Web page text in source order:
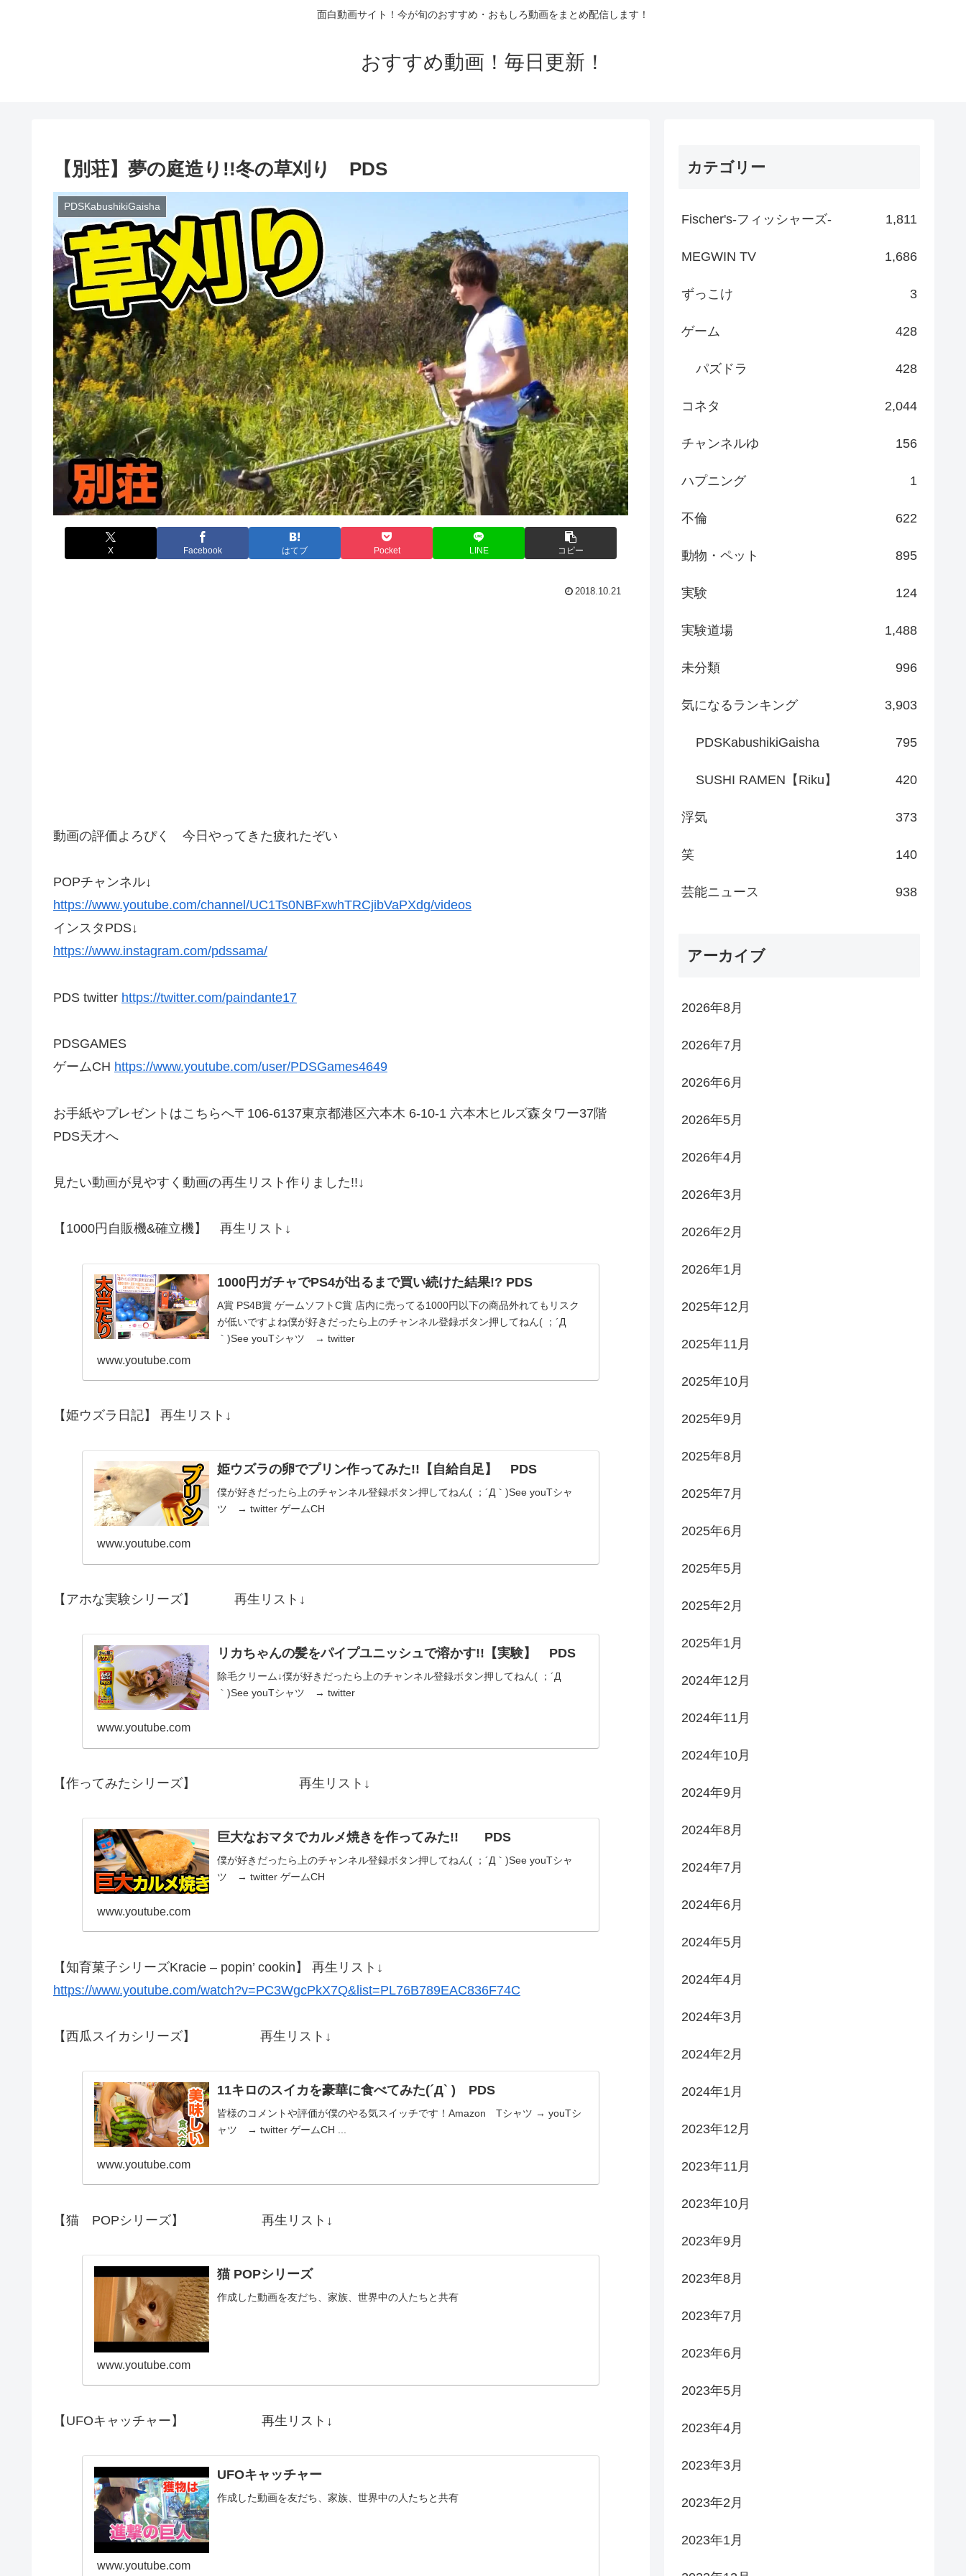
面白動画サイト！今が旬のおすすめ・おもしろ動画をまとめ配信します！
おすすめ動画！毎日更新！
【別荘】夢の庭造り!!冬の草刈り PDS
PDSKabushikiGaisha
X Facebook はてブ Pocket LINE コピー
2018.10.21
動画の評価よろぴく 今日やってきた疲れたぞい
POPチャンネル↓
https://www.youtube.com/channel/UC1Ts0NBFxwhTRCjibVaPXdg/videos
インスタPDS↓
https://www.instagram.com/pdssama/
PDS twitter https://twitter.com/paindante17
PDSGAMES
ゲームCH https://www.youtube.com/user/PDSGames4649
お手紙やプレゼントはこちらへ〒106-6137東京都港区六本木 6-10-1 六本木ヒルズ森タワー37階
PDS天才へ
見たい動画が見やすく動画の再生リスト作りました!!↓
【1000円自販機&確立機】 再生リスト↓
1000円ガチャでPS4が出るまで買い続けた結果!? PDS
A賞 PS4B賞 ゲームソフトC賞 店内に売ってる1000円以下の商品外れてもリスク
が低いですよね僕が好きだったら上のチャンネル登録ボタン押してねん( ；´Д
｀)See youTシャツ → twitter
www.youtube.com
【姫ウズラ日記】 再生リスト↓
姫ウズラの卵でプリン作ってみた!!【自給自足】 PDS
僕が好きだったら上のチャンネル登録ボタン押してねん( ；´Д｀)See youTシャ
ツ → twitter ゲームCH
www.youtube.com
【アホな実験シリーズ】 再生リスト↓
リカちゃんの髪をパイプユニッシュで溶かす!!【実験】 PDS
除毛クリーム↓僕が好きだったら上のチャンネル登録ボタン押してねん( ；´Д
｀)See youTシャツ → twitter
www.youtube.com
【作ってみたシリーズ】 再生リスト↓
巨大なおマタでカルメ焼きを作ってみた!! PDS
僕が好きだったら上のチャンネル登録ボタン押してねん( ；´Д｀)See youTシャ
ツ → twitter ゲームCH
www.youtube.com
【知育菓子シリーズKracie – popin’ cookin】 再生リスト↓
https://www.youtube.com/watch?v=PC3WgcPkX7Q&list=PL76B789EAC836F74C
【西瓜スイカシリーズ】 再生リスト↓
11キロのスイカを豪華に食べてみた(´Д` ) PDS
皆様のコメントや評価が僕のやる気スイッチです！Amazon Tシャツ → youTシ
ャツ → twitter ゲームCH ...
www.youtube.com
【猫 POPシリーズ】 再生リスト↓
猫 POPシリーズ
作成した動画を友だち、家族、世界中の人たちと共有
www.youtube.com
【UFOキャッチャー】 再生リスト↓
UFOキャッチャー
作成した動画を友だち、家族、世界中の人たちと共有
www.youtube.com
カテゴリー
Fischer's-フィッシャーズ- 1,811
MEGWIN TV 1,686
ずっこけ 3
ゲーム 428
パズドラ 428
コネタ 2,044
チャンネルゆ 156
ハプニング 1
不倫 622
動物・ペット 895
実験 124
実験道場 1,488
未分類 996
気になるランキング 3,903
PDSKabushikiGaisha 795
SUSHI RAMEN【Riku】 420
浮気 373
笑 140
芸能ニュース 938
アーカイブ
2026年8月
2026年7月
2026年6月
2026年5月
2026年4月
2026年3月
2026年2月
2026年1月
2025年12月
2025年11月
2025年10月
2025年9月
2025年8月
2025年7月
2025年6月
2025年5月
2025年2月
2025年1月
2024年12月
2024年11月
2024年10月
2024年9月
2024年8月
2024年7月
2024年6月
2024年5月
2024年4月
2024年3月
2024年2月
2024年1月
2023年12月
2023年11月
2023年10月
2023年9月
2023年8月
2023年7月
2023年6月
2023年5月
2023年4月
2023年3月
2023年2月
2023年1月